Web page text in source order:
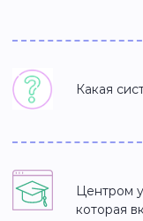
Какая
Центром
которая